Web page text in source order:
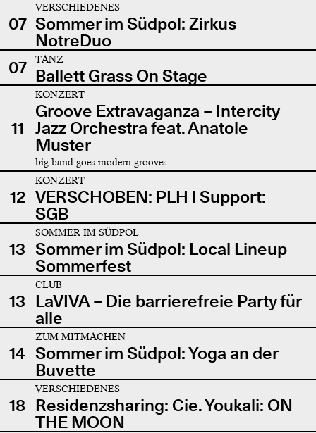
07
VERSCHIEDENES
Sommer im Südpol: Zirkus
NotreDuo
07
TANZ
Ballett Grass On Stage
11
KONZERT
Groove Extravaganza – Intercity
Jazz Orchestra feat. Anatole
Muster
big band goes modern grooves
12
KONZERT
VERSCHOBEN: PLH | Support:
SGB
13
SOMMER IM SÜDPOL
Sommer im Südpol: Local Lineup
Sommerfest
13
CLUB
LaVIVA – Die barrierefreie Party für
alle
14
ZUM MITMACHEN
Sommer im Südpol: Yoga an der
Buvette
18
VERSCHIEDENES
Residenzsharing: Cie. Youkali: ON
THE MOON